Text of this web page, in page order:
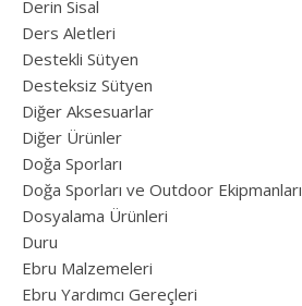
Derin Sisal
Ders Aletleri
Destekli Sütyen
Desteksiz Sütyen
Diğer Aksesuarlar
Diğer Ürünler
Doğa Sporları
Doğa Sporları ve Outdoor Ekipmanları
Dosyalama Ürünleri
Duru
Ebru Malzemeleri
Ebru Yardımcı Gereçleri